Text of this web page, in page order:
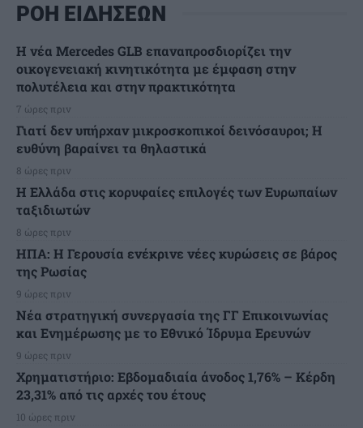
ΡΟΗ ΕΙΔΗΣΕΩΝ
Η νέα Mercedes GLB επαναπροσδιορίζει την
οικογενειακή κινητικότητα με έμφαση στην
πολυτέλεια και στην πρακτικότητα
7 ώρες πριν
Γιατί δεν υπήρχαν μικροσκοπικοί δεινόσαυροι; Η
ευθύνη βαραίνει τα θηλαστικά
8 ώρες πριν
Η Ελλάδα στις κορυφαίες επιλογές των Ευρωπαίων
ταξιδιωτών
8 ώρες πριν
ΗΠΑ: Η Γερουσία ενέκρινε νέες κυρώσεις σε βάρος
της Ρωσίας
9 ώρες πριν
Νέα στρατηγική συνεργασία της ΓΓ Επικοινωνίας
και Ενημέρωσης με το Εθνικό Ίδρυμα Ερευνών
9 ώρες πριν
Χρηματιστήριο: Εβδομαδιαία άνοδος 1,76% – Κέρδη
23,31% από τις αρχές του έτους
10 ώρες πριν